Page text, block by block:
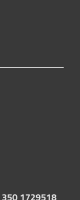
350 1729518